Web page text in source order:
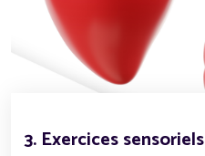
3. Exercices sensoriels